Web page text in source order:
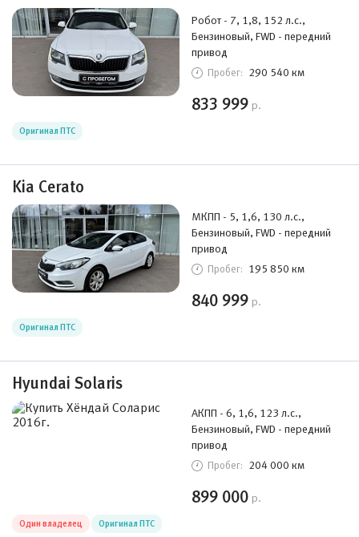
Робот - 7, 1,8, 152 л.с.,
Бензиновый, FWD - передний
привод
Пробег: 290 540 км
833 999 р.
Оригинал ПТС
Kia Cerato
МКПП - 5, 1,6, 130 л.с.,
Бензиновый, FWD - передний
привод
Пробег: 195 850 км
840 999 р.
Оригинал ПТС
Hyundai Solaris
АКПП - 6, 1,6, 123 л.с.,
Бензиновый, FWD - передний
привод
Пробег: 204 000 км
899 000 р.
Один владелец Оригинал ПТС